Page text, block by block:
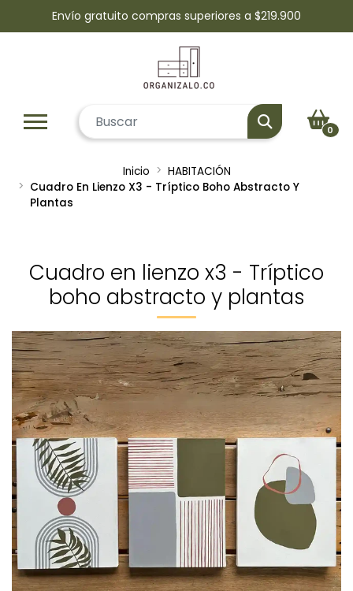
Envío gratuito compras superiores a $219.900
0
Inicio
HABITACIÓN
Cuadro En Lienzo X3 - Tríptico Boho Abstracto Y
Plantas
Cuadro en lienzo x3 - Tríptico
boho abstracto y plantas